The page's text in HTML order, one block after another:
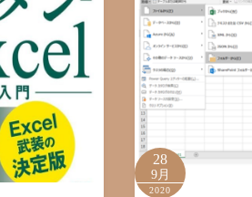
28
9月
2020